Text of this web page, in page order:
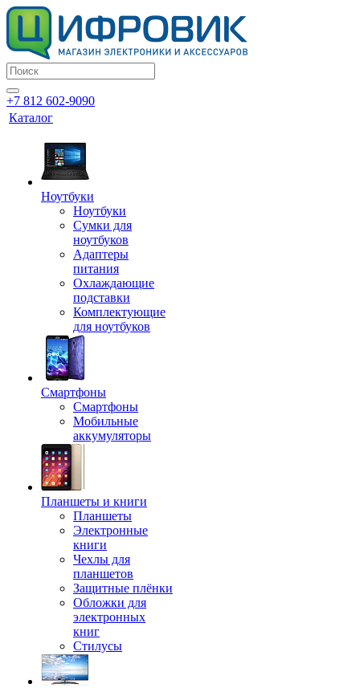
+7 812 602-9090
Каталог
Ноутбуки
Ноутбуки
Сумки для
ноутбуков
Адаптеры
питания
Охлаждающие
подставки
Комплектующие
для ноутбуков
Смартфоны
Смартфоны
Мобильные
аккумуляторы
Планшеты и книги
Планшеты
Электронные
книги
Чехлы для
планшетов
Защитные плёнки
Обложки для
электронных
книг
Стилусы